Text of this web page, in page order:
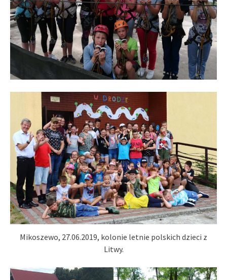
Mikoszewo, 27.06.2019, kolonie letnie polskich dzieci z
Litwy.